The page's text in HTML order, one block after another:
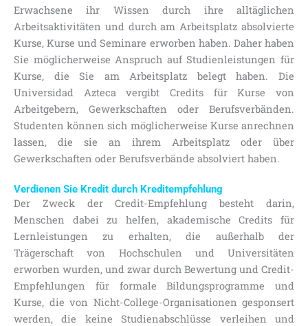
Erwachsene ihr Wissen durch ihre alltäglichen
Arbeitsaktivitäten und durch am Arbeitsplatz absolvierte
Kurse, Kurse und Seminare erworben haben. Daher haben
Sie möglicherweise Anspruch auf Studienleistungen für
Kurse, die Sie am Arbeitsplatz belegt haben. Die
Universidad Azteca vergibt Credits für Kurse von
Arbeitgebern, Gewerkschaften oder Berufsverbänden.
Studenten können sich möglicherweise Kurse anrechnen
lassen, die sie an ihrem Arbeitsplatz oder über
Gewerkschaften oder Berufsverbände absolviert haben.
Verdienen Sie Kredit durch Kreditempfehlung
Der Zweck der Credit-Empfehlung besteht darin,
Menschen dabei zu helfen, akademische Credits für
Lernleistungen zu erhalten, die außerhalb der
Trägerschaft von Hochschulen und Universitäten
erworben wurden, und zwar durch Bewertung und Credit-
Empfehlungen für formale Bildungsprogramme und
Kurse, die von Nicht-College-Organisationen gesponsert
werden, die keine Studienabschlüsse verleihen und